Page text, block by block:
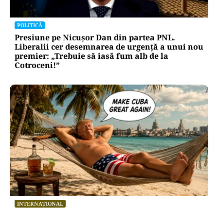
POLITICĂ
Presiune pe Nicușor Dan din partea PNL.
Liberalii cer desemnarea de urgență a unui nou
premier: „Trebuie să iasă fum alb de la
Cotroceni!”
INTERNAȚIONAL